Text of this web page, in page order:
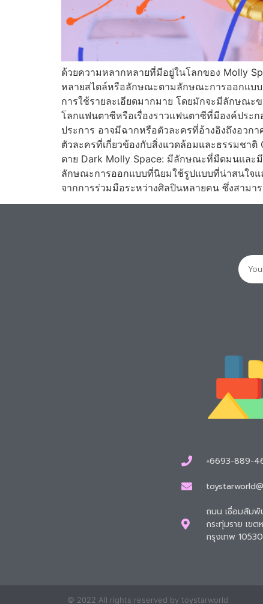
ด้วยความหลากหลายที่มีอยู่ในโลกของ Molly
หลายสไตล์หรือลักษณะตามลักษณะการออกแบบ
การใช้รายละเอียดมากมาย โดยมักจะมีลักษณ
โลกแฟนตาซีหรือเรื่องราวแฟนตาซีที่มีองค์ประ
ประการ อาจมีฉากหรือตัวละครที่อ้างอิงถึงอวก
ตัวละครที่เกี่ยวข้องกับสิ่งแวดล้อมและธรรมชา
ตาย Dark Molly Space: มีลักษณะที่มืดมนและ
ลักษณะการออกแบบที่นิยมใช้รูปแบบที่น่าสนใจ
จากการร่วมมือระหว่างศิลปินหลายคน ซึ่งสาม
+6693-889-
ถนน เชื่อมสัมพั
กระทุ่มราย เข
กรุงเทพ 10530
© 2022 All rights reserved by toystarworld